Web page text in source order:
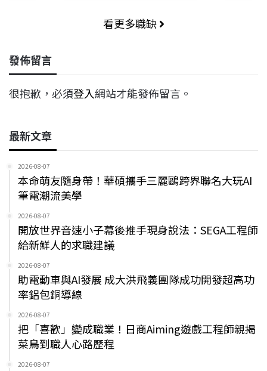
看更多職缺
發佈留言
很抱歉，必須登入網站才能發佈留言。
最新文章
2026-08-07
本命萌友隨身帶！華碩攜手三麗鷗跨界聯名大玩AI
筆電潮流美學
2026-08-07
開放世界音速小子幕後推手現身說法：SEGA工程師
給新鮮人的求職建議
2026-08-07
助電動車與AI發展 成大洪飛義團隊成功開發超高功
率鋁包銅導線
2026-08-07
把「喜歡」變成職業！日商Aiming遊戲工程師親揭
菜鳥到職人心路歷程
2026-08-07